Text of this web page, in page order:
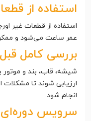
استفاده از
استفاده از قطعات غیر
عمر ساعت می‌شود و ممکن
بررسی کامل
شیشه، قاب، بند و موتور
ارزیابی شوند تا
انجام شود.
سرویس دوره‌ای